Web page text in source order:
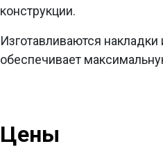
конструкции.
Изготавливаются
обеспечивает
Цены